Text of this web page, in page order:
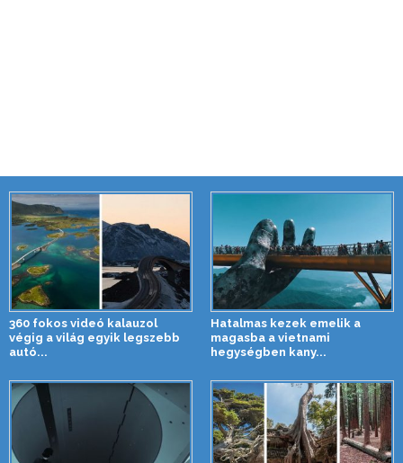
360 fokos videó kalauzol
végig a világ egyik legszebb
autó...
Hatalmas kezek emelik a
magasba a vietnami
hegységben kany...